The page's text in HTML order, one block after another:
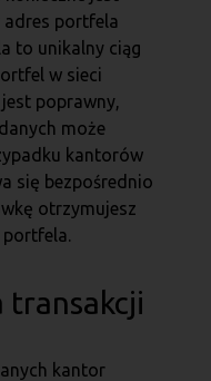
adres portfela
to unikalny ciąg
w sieci
poprawny,
może
kantorów
się bezpośrednio
otrzymujesz
portfela.
transakcji
kantor